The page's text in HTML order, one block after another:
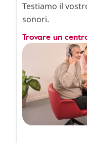
Testiamo il
sonori.
Trovare un